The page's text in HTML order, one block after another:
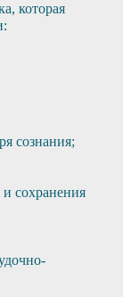
которая
сознания;
сохранения